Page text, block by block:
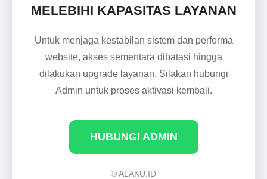
MELEBIHI KAPASITAS LAYANAN
Untuk menjaga kestabilan sistem dan performa
website, akses sementara dibatasi hingga
dilakukan upgrade layanan. Silakan hubungi
Admin untuk proses aktivasi kembali.
HUBUNGI ADMIN
© ALAKU.ID